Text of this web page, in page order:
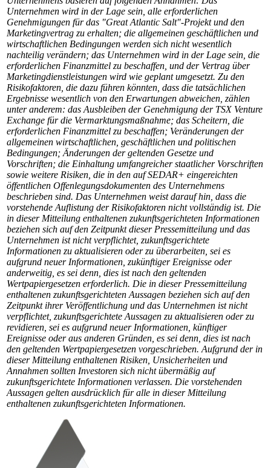
Unternehmen wird in der Lage sein, alle erforderlichen
Genehmigungen für das "Great Atlantic Salt"-Projekt und den
Marketingvertrag zu erhalten; die allgemeinen geschäftlichen und
wirtschaftlichen Bedingungen werden sich nicht wesentlich
nachteilig verändern; das Unternehmen wird in der Lage sein, die
erforderlichen Finanzmittel zu beschaffen, und der Vertrag über
Marketingdienstleistungen wird wie geplant umgesetzt. Zu den
Risikofaktoren, die dazu führen könnten, dass die tatsächlichen
Ergebnisse wesentlich von den Erwartungen abweichen, zählen
unter anderem: das Ausbleiben der Genehmigung der TSX Venture
Exchange für die Vermarktungsmaßnahme; das Scheitern, die
erforderlichen Finanzmittel zu beschaffen; Veränderungen der
allgemeinen wirtschaftlichen, geschäftlichen und politischen
Bedingungen; Änderungen der geltenden Gesetze und
Vorschriften; die Einhaltung umfangreicher staatlicher Vorschriften
sowie weitere Risiken, die in den auf SEDAR+ eingereichten
öffentlichen Offenlegungsdokumenten des Unternehmens
beschrieben sind. Das Unternehmen weist darauf hin, dass die
vorstehende Auflistung der Risikofaktoren nicht vollständig ist. Die
in dieser Mitteilung enthaltenen zukunftsgerichteten Informationen
beziehen sich auf den Zeitpunkt dieser Pressemitteilung und das
Unternehmen ist nicht verpflichtet, zukunftsgerichtete
Informationen zu aktualisieren oder zu überarbeiten, sei es
aufgrund neuer Informationen, zukünftiger Ereignisse oder
anderweitig, es sei denn, dies ist nach den geltenden
Wertpapiergesetzen erforderlich. Die in dieser Pressemitteilung
enthaltenen zukunftsgerichteten Aussagen beziehen sich auf den
Zeitpunkt ihrer Veröffentlichung und das Unternehmen ist nicht
verpflichtet, zukunftsgerichtete Aussagen zu aktualisieren oder zu
revidieren, sei es aufgrund neuer Informationen, künftiger
Ereignisse oder aus anderen Gründen, es sei denn, dies ist nach
den geltenden Wertpapiergesetzen vorgeschrieben. Aufgrund der in
dieser Mitteilung enthaltenen Risiken, Unsicherheiten und
Annahmen sollten Investoren sich nicht übermäßig auf
zukunftsgerichtete Informationen verlassen. Die vorstehenden
Aussagen gelten ausdrücklich für alle in dieser Mitteilung
enthaltenen zukunftsgerichteten Informationen.